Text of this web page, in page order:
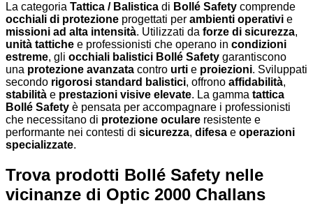
La categoria Tattica / Balistica di Bollé Safety comprende
occhiali di protezione progettati per ambienti operativi e
missioni ad alta intensità. Utilizzati da forze di sicurezza,
unità tattiche e professionisti che operano in condizioni
estreme, gli occhiali balistici Bollé Safety garantiscono
una protezione avanzata contro urti e proiezioni. Sviluppati
secondo rigorosi standard balistici, offrono affidabilità,
stabilità e prestazioni visive elevate. La gamma tattica
Bollé Safety è pensata per accompagnare i professionisti
che necessitano di protezione oculare resistente e
performante nei contesti di sicurezza, difesa e operazioni
specializzate.
Trova prodotti Bollé Safety nelle
vicinanze di Optic 2000 Challans